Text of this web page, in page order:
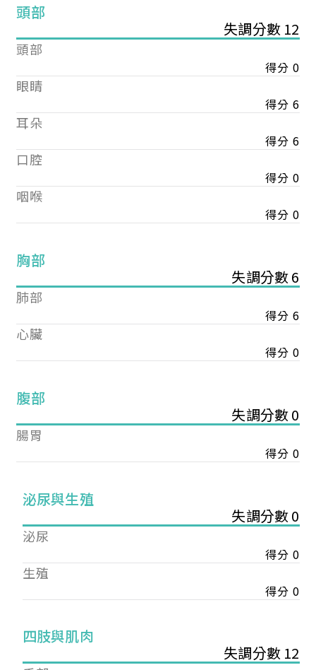
頭部
失調分數 12
頭部
得分 0
眼睛
得分 6
耳朵
得分 6
口腔
得分 0
咽喉
得分 0
胸部
失調分數 6
肺部
得分 6
心臟
得分 0
腹部
失調分數 0
腸胃
得分 0
泌尿與生殖
失調分數 0
泌尿
得分 0
生殖
得分 0
四肢與肌肉
失調分數 12
您已成功送出會員申請
您好，您的會員申請，已成功送出，經本協會理事